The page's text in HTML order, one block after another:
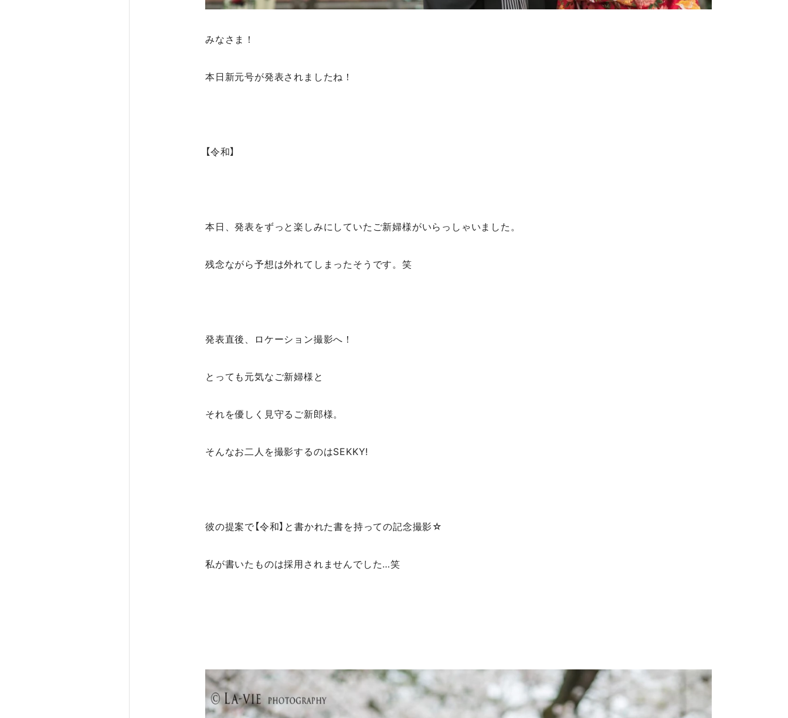
みなさま！
本日新元号が発表されましたね！
【令和】
本日、発表をずっと楽しみにしていたご新婦様がいらっしゃいました。
残念ながら予想は外れてしまったそうです。笑
発表直後、ロケーション撮影へ！
とっても元気なご新婦様と
それを優しく見守るご新郎様。
そんなお二人を撮影するのはSEKKY!
彼の提案で【令和】と書かれた書を持っての記念撮影☆
私が書いたものは採用されませんでした…笑